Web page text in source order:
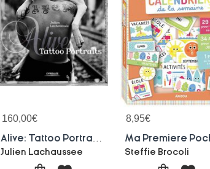
160,00€
Julien Lachaussee
8,95€
Steffie Brocoli